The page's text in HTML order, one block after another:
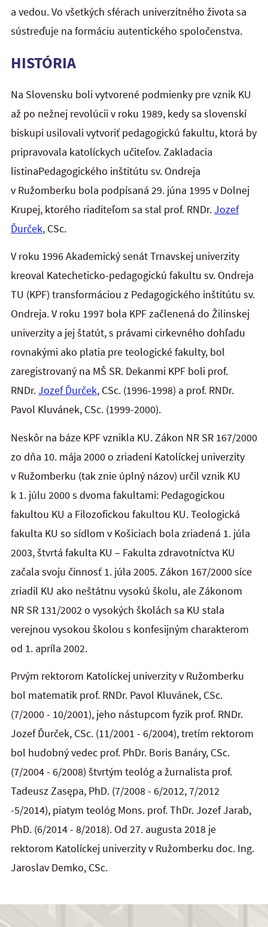
a vedou. Vo všetkých sférach univerzitného života sa
sústreďuje na formáciu autentického spoločenstva.
HISTÓRIA
Na Slovensku boli vytvorené podmienky pre vznik KU
až po nežnej revolúcii v roku 1989, kedy sa slovenskí
biskupi usilovali vytvoriť pedagogickú fakultu, ktorá by
pripravovala katolíckych učiteľov. Zakladacia
listinaPedagogického inštitútu sv. Ondreja
v Ružomberku bola podpísaná 29. júna 1995 v Dolnej
Krupej, ktorého riaditeľom sa stal prof. RNDr.Jozef
Ďurček, CSc.
V roku 1996 Akademický senát Trnavskej univerzity
kreoval Katecheticko-pedagogickú fakultu sv. Ondreja
TU (KPF) transformáciou z Pedagogického inštitútu sv.
Ondreja. V roku 1997 bola KPF začlenená do Žilinskej
univerzity a jej štatút, s právami cirkevného dohľadu
rovnakými ako platia pre teologické fakulty, bol
zaregistrovaný na MŠ SR. Dekanmi KPF boli prof.
RNDr.Jozef Ďurček, CSc. (1996-1998) a prof. RNDr.
Pavol Kluvánek, CSc. (1999-2000).
Neskôr na báze KPF vznikla KU. Zákon NR SR 167/2000
zo dňa 10. mája 2000 o zriadení Katolíckej univerzity
v Ružomberku (tak znie úplný názov) určil vznik KU
k 1. júlu 2000 s dvoma fakultami: Pedagogickou
fakultou KU a Filozofickou fakultou KU. Teologická
fakulta KU so sídlom v Košiciach bola zriadená 1. júla
2003, štvrtá fakulta KU – Fakulta zdravotníctva KU
začala svoju činnosť 1. júla 2005. Zákon 167/2000 síce
zriadil KU ako neštátnu vysokú školu, ale Zákonom
NR SR 131/2002 o vysokých školách sa KU stala
verejnou vysokou školou s konfesijným charakterom
od 1. apríla 2002.
Prvým rektorom Katolíckej univerzity v Ružomberku
bol matematik prof. RNDr. Pavol Kluvánek, CSc.
(7/2000 - 10/2001), jeho nástupcom fyzik prof. RNDr.
Jozef Ďurček, CSc. (11/2001 - 6/2004), tretím rektorom
bol hudobný vedec prof. PhDr. Boris Banáry, CSc.
(7/2004 - 6/2008) štvrtým teológ a žurnalista prof.
Tadeusz Zasępa, PhD. (7/2008 - 6/2012, 7/2012
-5/2014), piatym teológ Mons. prof. ThDr. Jozef Jarab,
PhD. (6/2014 - 8/2018). Od 27. augusta 2018 je
rektorom Katolíckej univerzity v Ružomberku doc. Ing.
Jaroslav Demko, CSc.